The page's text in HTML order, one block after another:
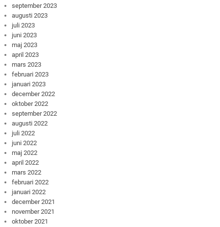
september 2023
augusti 2023
juli 2023
juni 2023
maj 2023
april 2023
mars 2023
februari 2023
januari 2023
december 2022
oktober 2022
september 2022
augusti 2022
juli 2022
juni 2022
maj 2022
april 2022
mars 2022
februari 2022
januari 2022
december 2021
november 2021
oktober 2021